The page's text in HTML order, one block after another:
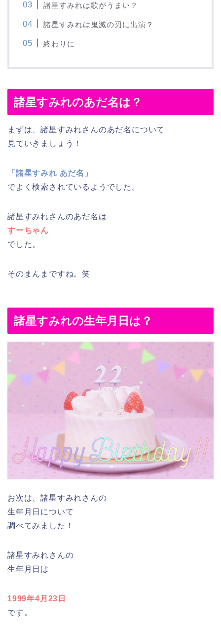
諸星すみれは歌がうまい？
諸星すみれは鬼滅の刃に出演？
終わりに
諸星すみれのあだ名は？
まずは、諸星すみれさんのあだ名について
見ていきましょう！
「諸星すみれ あだ名」
でよく検索されているようでした。
諸星すみれさんのあだ名は
すーちゃん
でした。
そのまんまですね。笑
諸星すみれの生年月日は？
お次は、諸星すみれさんの
生年月日について
調べてみました！
諸星すみれさんの
生年月日は
1999年4月23日
です。